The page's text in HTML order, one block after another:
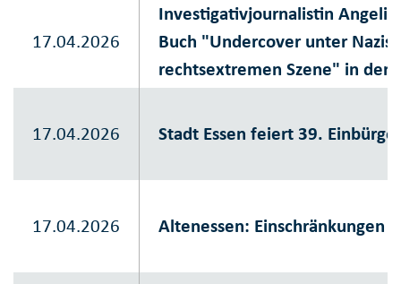
17.04.2026
Investigativjournalistin
Buch "Undercover unter
rechtsextremen Szene" in der
17.04.2026 Stadt Essen feiert 39.
17.04.2026 Altenessen: Einschränkungen